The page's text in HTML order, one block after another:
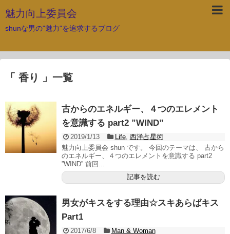
魅力向上委員会
shunな男の"魅力"を追求するブログ
「 香り 」一覧
古からのエネルギー、４つのエレメント
を意識する part2 ”WIND”
2019/1/13 Life, 西洋占星術
魅力向上委員会 shun です。 今回のテーマは、 古から
のエネルギー、４つのエレメントを意識する part2
”WIND” 前回...
記事を読む
男女がキスをする理由☆スキあらばキス
Part1
2017/6/8
Man & Woman